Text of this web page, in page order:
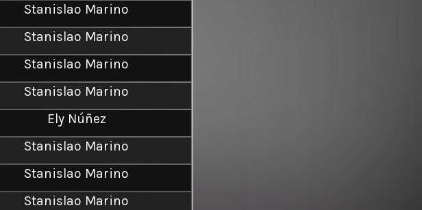
Stanislao Marino
Stanislao Marino
Stanislao Marino
Stanislao Marino
Ely Núñez
Stanislao Marino
Stanislao Marino
Stanislao Marino